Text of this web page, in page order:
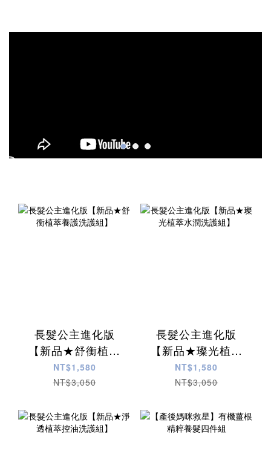
長髮公主進化版
【新品★舒衡植萃
養護洗護組】
NT$1,580
NT$3,050
長髮公主進化版
【新品★璨光植萃
水潤洗護組】
NT$1,580
NT$3,050